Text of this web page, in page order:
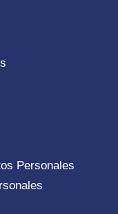
Personales